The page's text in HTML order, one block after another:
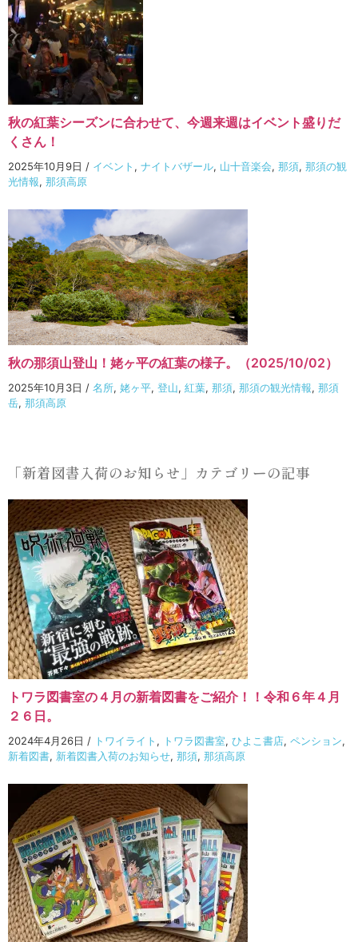
秋の紅葉シーズンに合わせて、今週来週はイベント盛りだ
くさん！
2025年10月9日 / イベント , ナイトバザール, 山十音楽会, 那須, 那須の観
光情報, 那須高原
秋の那須山登山！姥ヶ平の紅葉の様子。（2025/10/02）
2025年10月3日 / 名所, 姥ヶ平, 登山, 紅葉, 那須, 那須の観光情報, 那須
岳, 那須高原
「新着図書入荷のお知らせ」カテゴリーの記事
トワラ図書室の４月の新着図書をご紹介！！令和６年４月
２６日。
2024年4月26日 / トワイライト , トワラ図書室, ひよこ書店, ペンション,
新着図書, 新着図書入荷のお知らせ, 那須, 那須高原